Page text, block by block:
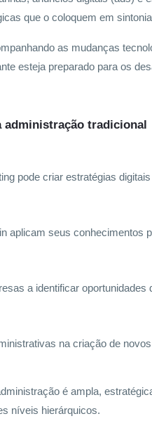
que o coloquem em
as mudanças
esteja preparado para os
administração tradicional
pode criar estratégias
aplicam seus
a identificar
na criação de
é ampla,
níveis hierárquicos.